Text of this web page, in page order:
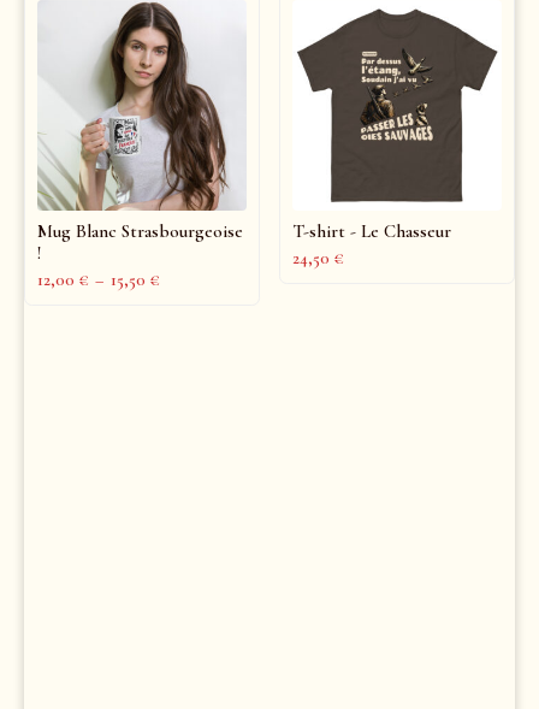
Mug Blanc Strasbourgeoise
!
12,00 € – 15,50 €
T-shirt - Le Chasseur
24,50 €